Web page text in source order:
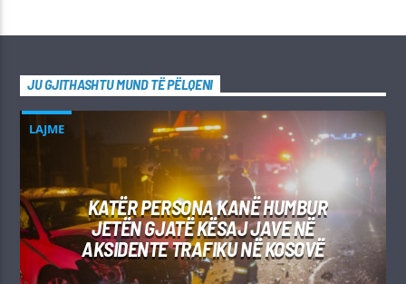
JU GJITHASHTU MUND TË PËLQENI
LAJME
KATËR PERSONA KANË HUMBUR
JETËN GJATË KËSAJ JAVE NË
AKSIDENTE TRAFIKU NË KOSOVË